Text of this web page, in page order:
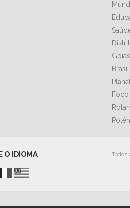
Brasil
Foco
O IDIOMA Todos